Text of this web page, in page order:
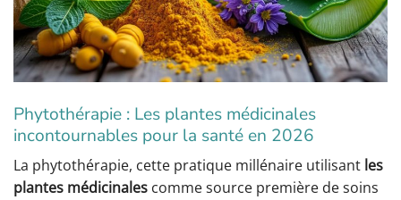
Phytothérapie : Les plantes médicinales
incontournables pour la santé en 2026
La phytothérapie, cette pratique millénaire utilisant les
plantes médicinales comme source première de soins